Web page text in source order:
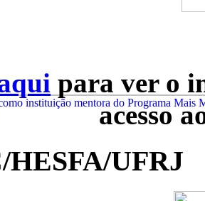
para ver o
acesso
UFRJ